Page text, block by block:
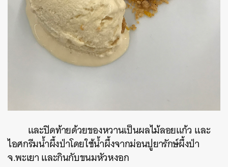
และปิดท้ายด้วยของหวานเป็นผลไม้ลอยแก้ว และ
ไอศกรีมน้ำผึ้งป่าโดยใช้น้ำผึ้งจากม่อนปูยารักษ์ผึ้งป่า
จ.พะเยา และกินกับขนมหัวหงอก